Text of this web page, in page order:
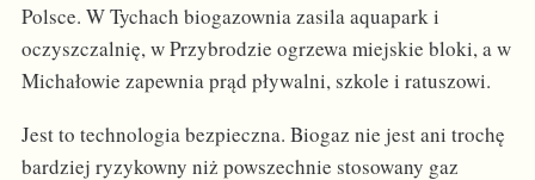
Polsce. W Tychach biogazownia zasila aquapark i
oczyszczalnię, w Przybrodzie ogrzewa miejskie bloki, a w
Michałowie zapewnia prąd pływalni, szkole i ratuszowi.
Jest to technologia bezpieczna. Biogaz nie jest ani trochę
bardziej ryzykowny niż powszechnie stosowany gaz